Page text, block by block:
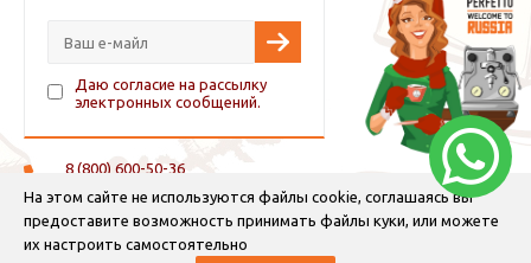
На этом сайте не используются файлы cookie, соглашаясь вы
предоставите возможность принимать файлы куки, или можете
их настроить самостоятельно
Даю согласие на рассылку
электронных сообщений.
8 (800) 600-50-36
+7 (921) 882-11-99 (WhatsApp, Viber, Telegram)
info@espressoperfetto.ru